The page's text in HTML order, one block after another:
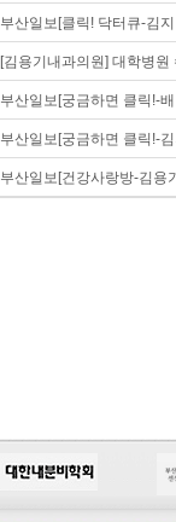
부산일보[클릭! 닥터큐-김
[김용기내과의원] 대학병
부산일보[궁금하면 클릭!-
부산일보[궁금하면 클릭!-
부산일보[건강사랑방-김용